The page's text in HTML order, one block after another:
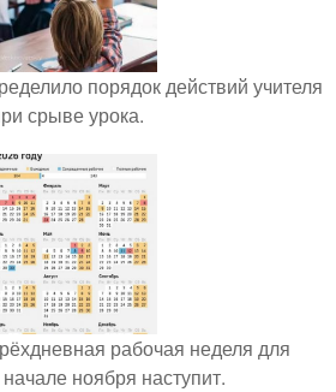
порядок действий учителя
срыве урока.
рабочая неделя для
ноября наступит.